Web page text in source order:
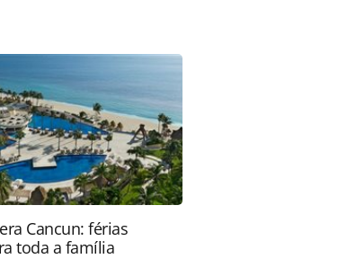
movimentacao/2026/07/carlos-jacobina-e-o-novo-
sao-paulo-wtc_230002.html ou as
o conteúdo produzido pela PANROTAS Editora
sobre direito autoral. Não reproduza o conteúdo
(copyright@panrotas.com.br).
Cancun: férias
toda a família